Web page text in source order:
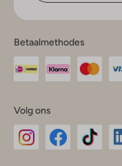
Betaalmethodes
Volg ons